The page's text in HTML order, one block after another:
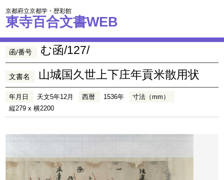
京都府立京都学・歴彩館
東寺百合文書WEB
函/番号 む函/127/
文書名 山城国久世上下庄年貢米散用状
年月日 天文5年12月 西暦 1536年
寸法（mm）
縦279 x 横2200